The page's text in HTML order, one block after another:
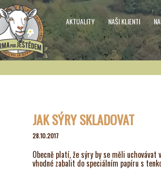
AKTUALITY NAŠI KLIENTI
JAK SÝRY SKLADOVAT
28.10.2017
Obecně platí, že sýry by se měli uchovávat
vhodné zabalit do speciálním papíru s